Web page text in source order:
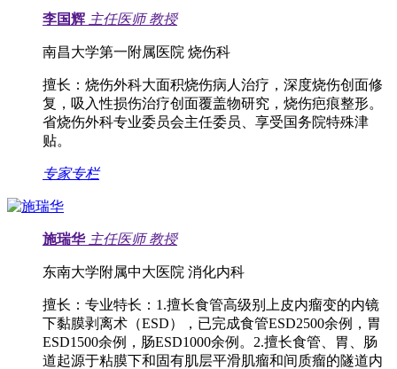
李国辉 主任医师 教授
南昌大学第一附属医院 烧伤科
擅长： 烧伤外科大面积烧伤病人治疗，深度烧伤创面修
复，吸入性损伤治疗创面覆盖物研究，烧伤疤痕整形。
省烧伤外科专业委员会主任委员、享受国务院特殊津
贴。
专家专栏
施瑞华 主任医师 教授
东南大学附属中大医院 消化内科
擅长： 专业特长：1.擅长食管高级别上皮内瘤变的内镜
下黏膜剥离术（ESD），已完成食管ESD2500余例，胃
ESD1500余例，肠ESD1000余例。2.擅长食管、胃、肠
道起源于粘膜下和固有肌层平滑肌瘤和间质瘤的隧道内